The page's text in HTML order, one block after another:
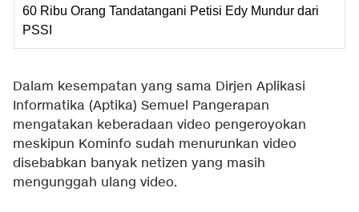
60 Ribu Orang Tandatangani Petisi Edy Mundur dari
PSSI
Dalam kesempatan yang sama Dirjen Aplikasi
Informatika (Aptika) Semuel Pangerapan
mengatakan keberadaan video pengeroyokan
meskipun Kominfo sudah menurunkan video
disebabkan banyak netizen yang masih
mengunggah ulang video.